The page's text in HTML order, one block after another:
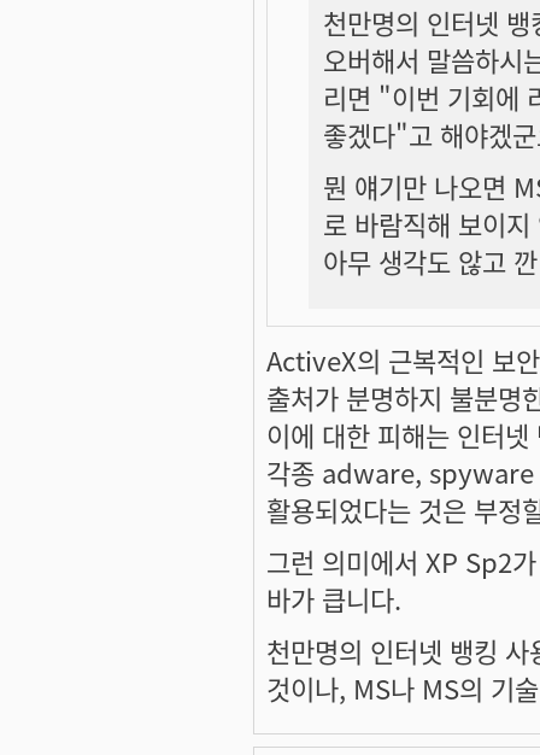
천만명의 인터넷
오버해서 말씀하시
리면 "이번 기회에
좋겠다"고 해야겠
뭔 얘기만 나오면
로 바람직해 보이
아무 생각도 않고
ActiveX의 근복적인 보
출처가 분명하지 불분명
이에 대한 피해는 인터
각종 adware, spyware
활용되었다는 것은 부정
그런 의미에서 XP Sp2
바가 큽니다.
천만명의 인터넷 뱅킹
것이나, MS나 MS의 기